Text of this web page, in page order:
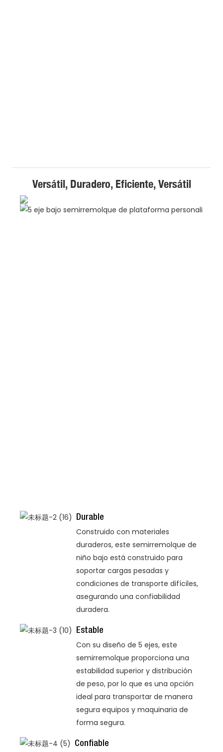
Versátil, Duradero, Eficiente, Versátil
Durable
Construido con materiales
duraderos, este semirremolque de
niño bajo está construido para
soportar cargas pesadas y
condiciones de transporte difíciles,
asegurando una confiabilidad
duradera.
Estable
Con su diseño de 5 ejes, este
semirremolque proporciona una
estabilidad superior y distribución
de peso, por lo que es una opción
ideal para transportar de manera
segura equipos y maquinaria de
forma segura.
Confiable